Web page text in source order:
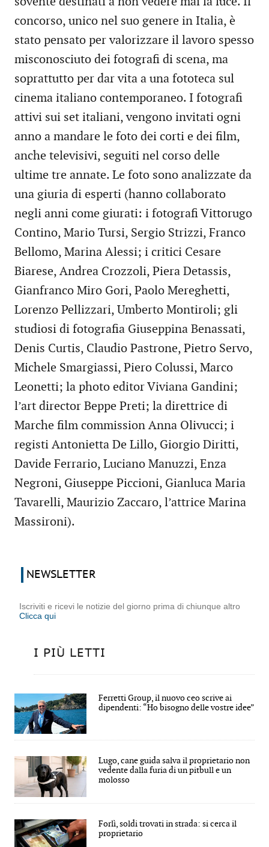
concorso, unico nel suo genere in Italia, è
stato pensato per valorizzare il lavoro spesso
misconosciuto dei fotografi di scena, ma
soprattutto per dar vita a una fototeca sul
cinema italiano contemporaneo. I fotografi
attivi sui set italiani, vengono invitati ogni
anno a mandare le foto dei corti e dei film,
anche televisivi, seguiti nel corso delle
ultime tre annate. Le foto sono analizzate da
una giuria di esperti (hanno collaborato
negli anni come giurati: i fotografi Vittorugo
Contino, Mario Tursi, Sergio Strizzi, Franco
Bellomo, Marina Alessi; i critici Cesare
Biarese, Andrea Crozzoli, Piera Detassis,
Gianfranco Miro Gori, Paolo Mereghetti,
Lorenzo Pellizzari, Umberto Montiroli; gli
studiosi di fotografia Giuseppina Benassati,
Denis Curtis, Claudio Pastrone, Pietro Servo,
Michele Smargiassi, Piero Colussi, Marco
Leonetti; la photo editor Viviana Gandini;
l’art director Beppe Preti; la direttrice di
Marche film commission Anna Olivucci; i
registi Antonietta De Lillo, Giorgio Diritti,
Davide Ferrario, Luciano Manuzzi, Enza
Negroni, Giuseppe Piccioni, Gianluca Maria
Tavarelli, Maurizio Zaccaro, l’attrice Marina
Massironi).
NEWSLETTER
Iscriviti e ricevi le notizie del giorno prima di chiunque altro
Clicca qui
I PIÙ LETTI
Ferretti Group, il nuovo ceo scrive ai
dipendenti: “Ho bisogno delle vostre idee”
Lugo, cane guida salva il proprietario non
vedente dalla furia di un pitbull e un
molosso
Forlì, soldi trovati in strada: si cerca il
proprietario